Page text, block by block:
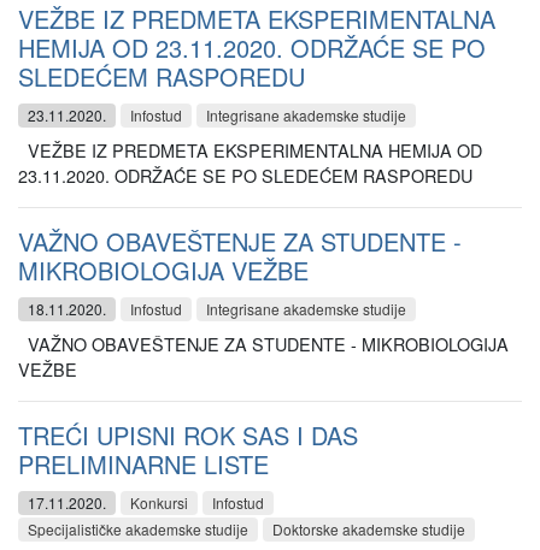
VEŽBE IZ PREDMETA EKSPERIMENTALNA
HEMIJA OD 23.11.2020. ODRŽAĆE SE PO
SLEDEĆEM RASPOREDU
23.11.2020. Infostud Integrisane akademske studije
VEŽBE IZ PREDMETA EKSPERIMENTALNA HEMIJA OD
23.11.2020. ODRŽAĆE SE PO SLEDEĆEM RASPOREDU
VAŽNO OBAVEŠTENJE ZA STUDENTE -
MIKROBIOLOGIJA VEŽBE
18.11.2020. Infostud Integrisane akademske studije
VAŽNO OBAVEŠTENJE ZA STUDENTE - MIKROBIOLOGIJA
VEŽBE
TREĆI UPISNI ROK SAS I DAS
PRELIMINARNE LISTE
17.11.2020. Konkursi
Infostud
Specijalističke akademske studije
Doktorske akademske studije